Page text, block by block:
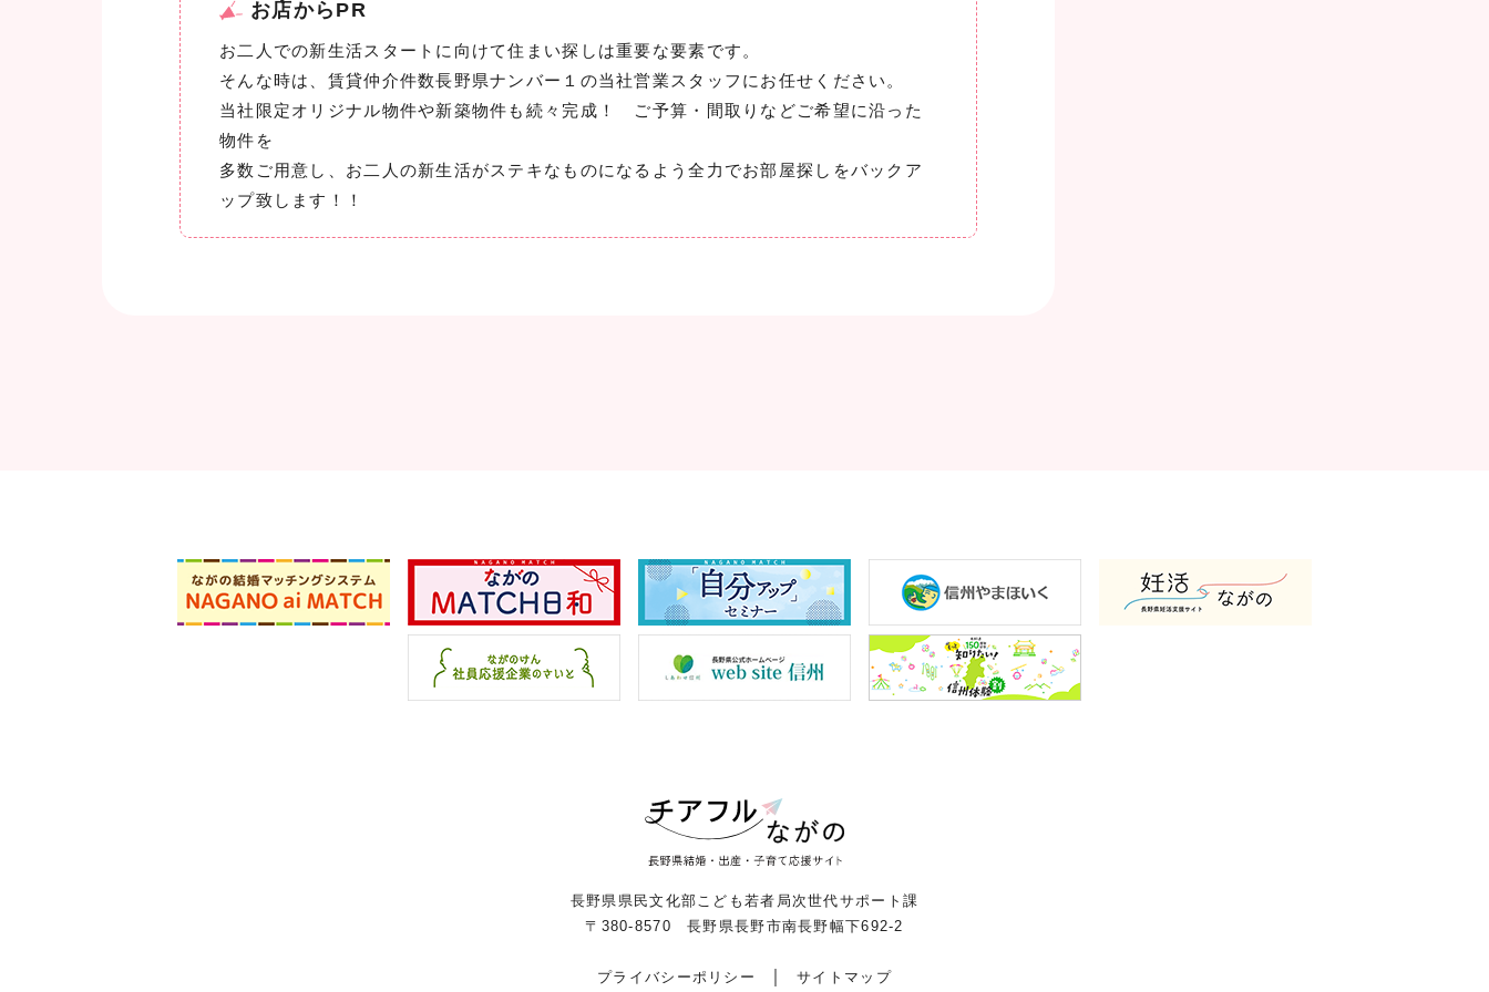
お店からPR
お二人での新生活スタートに向けて住まい探しは重要な要素です。
そんな時は、賃貸仲介件数長野県ナンバー１の当社営業スタッフにお任せください。
当社限定オリジナル物件や新築物件も続々完成！ ご予算・間取りなどご希望に沿った
物件を
多数ご用意し、お二人の新生活がステキなものになるよう全力でお部屋探しをバックア
ップ致します！！
長野県県民文化部こども若者局次世代サポート課
〒380-8570 長野県長野市南長野幅下692-2
プライバシーポリシー サイトマップ